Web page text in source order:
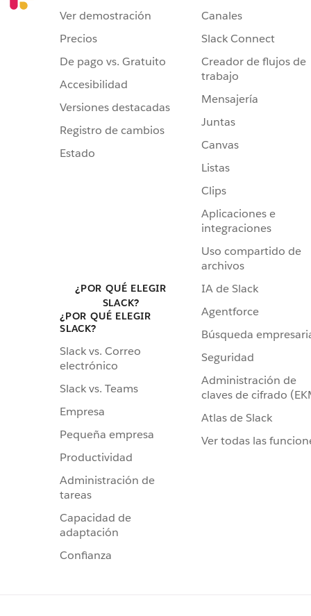
Ver demostración
Precios
De pago vs. Gratuito
Accesibilidad
Versiones destacadas
Registro de cambios
Estado
¿POR QUÉ ELEGIR
SLACK?
¿POR QUÉ ELEGIR
SLACK?
Slack vs. Correo
electrónico
Slack vs. Teams
Empresa
Pequeña empresa
Productividad
Administración de
tareas
Capacidad de
adaptación
Confianza
Canales
Slack Connect
Creador de flujos de
trabajo
Mensajería
Juntas
Canvas
Listas
Clips
Aplicaciones e
integraciones
Uso compartido de
archivos
IA de Slack
Agentforce
Búsqueda
Seguridad
Administración de
claves de cifrado
Atlas de Slack
Ver todas las